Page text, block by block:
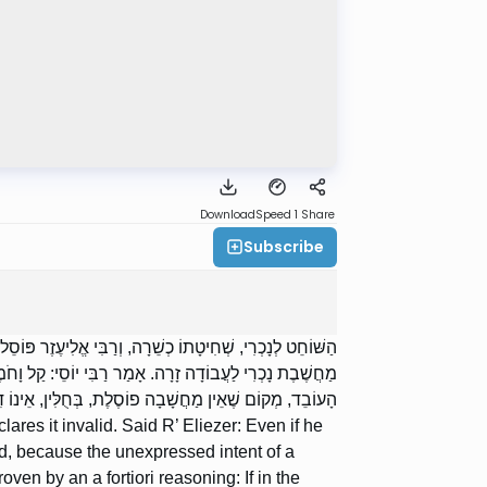
DownloadSpeed 1 Share
Subscribe
הַשּׁוֹחֵט לְנָכְרִי, שְׁחִיטָתוֹ כְשֵׁרָה, וְרַבִּי אֱלִיעֶזֶר
מַחֲשֶׁבֶת נָכְרִי לַעֲבוֹדָה זָרָה. אָמַר רַבִּי יוֹסֵי: קַל
הָעוֹבֵד, מְקוֹם שֶׁאֵין מַחֲשָׁבָה פוֹסֶלֶת, בְּחֻלִּין,
it invalid. Said R’ Eliezer: Even if he
because the unexpressed intent of a
by an a fortiori reasoning: If in the